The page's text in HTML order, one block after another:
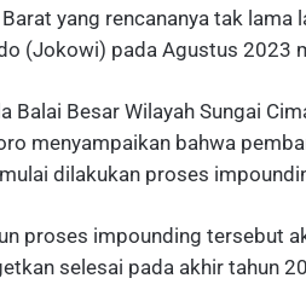
yang rencananya tak
(Jokowi) pada Agustus 2023
Balai Besar Wilayah Sungai
menyampaikan bahwa
dilakukan proses
proses impounding tersebut
selesai pada akhir tahun